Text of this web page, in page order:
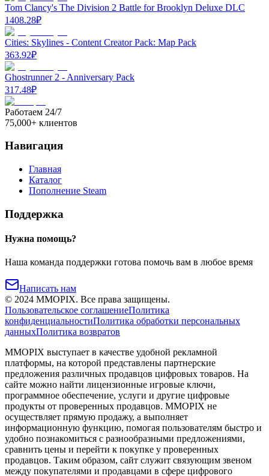
Tom Clancy's The Division 2 Battle for Brooklyn Deluxe DLC
1408.28₽
Cities: Skylines - Content Creator Pack: Map Pack
363.92₽
Ghostrunner 2 - Anniversary Pack
317.48₽
Работаем 24/7
75,000+ клиентов
Навигация
Главная
Каталог
Пополнение Steam
Поддержка
Нужна помощь?
Наша команда поддержки готова помочь вам в любое время
Написать нам
© 2024 MMOPIX. Все права защищены.
Пользовательское соглашениеПолитика
конфиденциальностиПолитика обработки персональных
данныхПолитика возвратов
MMOPIX выступает в качестве удобной рекламной
платформы, на которой представлены партнерские
предложения различных продавцов цифровых товаров. На
сайте можно найти лицензионные игровые ключи,
программное обеспечение, услуги и другие цифровые
продукты от проверенных продавцов. MMOPIX не
осуществляет прямую продажу, а выполняет
информационную функцию, помогая пользователям быстро и
удобно познакомиться с разнообразными предложениями,
сравнить цены и перейти к покупке у проверенных
продавцов. Таким образом, сайт служит связующим звеном
между покупателями и продавцами в сфере цифрового